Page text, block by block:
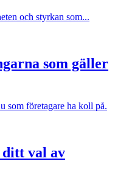
och styrkan som...
som gäller
som företagare ha koll på.
val av